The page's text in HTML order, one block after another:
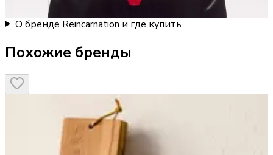
О бренде Reincarnation и где купить
Похожие бренды